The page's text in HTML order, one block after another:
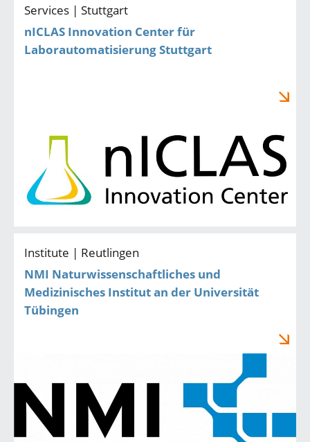
Services | Stuttgart
nICLAS Innovation Center für
Laborautomatisierung Stuttgart
Institute | Reutlingen
NMI Naturwissenschaftliches und
Medizinisches Institut an der Universität
Tübingen